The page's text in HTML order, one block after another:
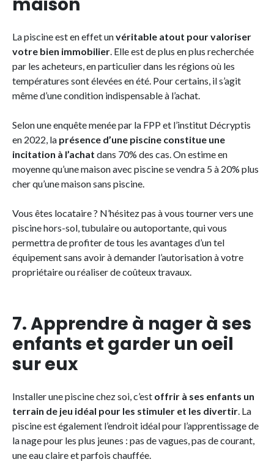
La piscine est en effet unvéritable atout pour valoriser
votre bien immobilier. Elle est de plus en plus recherchée
par les acheteurs, en particulier dans les régions où les
températures sont élevées en été. Pour certains, il s’agit
même d’une condition indispensable à l’achat.
Selon une enquête menée par la FPP et l’institut Décryptis
en 2022, la présence d’une piscine constitue une
incitation à l’achat dans 70% des cas. On estime en
moyenne qu’une maison avec piscine se vendra 5 à 20% plus
cher qu’une maison sans piscine.
Vous êtes locataire ? N’hésitez pas à vous tourner vers une
piscine hors-sol, tubulaire ou autoportante, qui vous
permettra de profiter de tous les avantages d’un tel
équipement sans avoir à demander l’autorisation à votre
propriétaire ou réaliser de coûteux travaux.
7. Apprendre à nager à ses
enfants et garder un oeil
sur eux
Installer une piscine chez soi, c’est offrir à ses enfants un
terrain de jeu idéal pour les stimuler et les divertir. La
piscine est également l’endroit idéal pour l’apprentissage de
la nage pour les plus jeunes : pas de vagues, pas de courant,
une eau claire et parfois chauffée.